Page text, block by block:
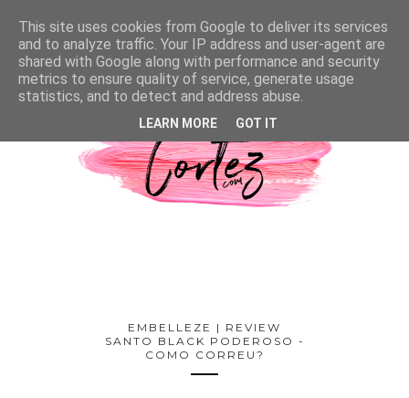
EMBELLEZE | REVIEW
SANTO BLACK PODEROSO -
COMO CORREU?
This site uses cookies from Google to deliver its services
and to analyze traffic. Your IP address and user-agent are
shared with Google along with performance and security
metrics to ensure quality of service, generate usage
statistics, and to detect and address abuse.
LEARN MORE GOT IT